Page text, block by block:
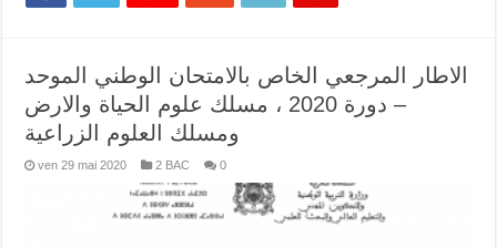
الاطار المرجعي الخاص بالامتحان الوطني الموحد
– دورة 2020 ، مسلك علوم الحياة والارض
ومسلك العلوم الزراعية
ven 29 mai 2020 2 BAC 0